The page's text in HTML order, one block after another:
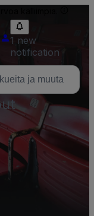
1 new
notification